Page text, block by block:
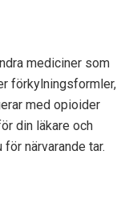
mediciner som
förkylningsformler,
med opioider
din läkare och
närvarande tar.